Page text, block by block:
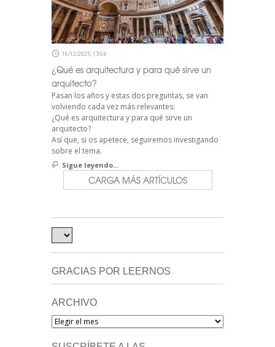
16/12/2025, 13:04
¿Qué es arquitectura y para qué sirve un
arquitecto?
Pasan los años y estas dos preguntas, se van
volviendo cada vez más relevantes:
¿Qué es arquitectura y para qué sirve un
arquitecto?
Así que, si os apetece, seguiremos investigando
sobre el tema.
Sigue leyendo...
CARGA MÁS ARTÍCULOS
GRACIAS POR LEERNOS
ARCHIVO
Archivo